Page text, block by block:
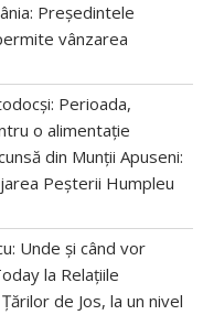
Președintele
vânzarea
Perioada,
o alimentație
din Munții Apuseni:
Peșterii Humpleu
Unde și când vor
la Relațiile
de Jos, la un nivel